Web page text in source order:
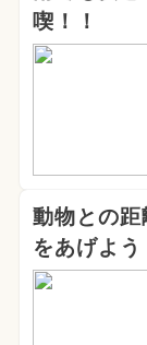
喫！！
動物との
をあげよう